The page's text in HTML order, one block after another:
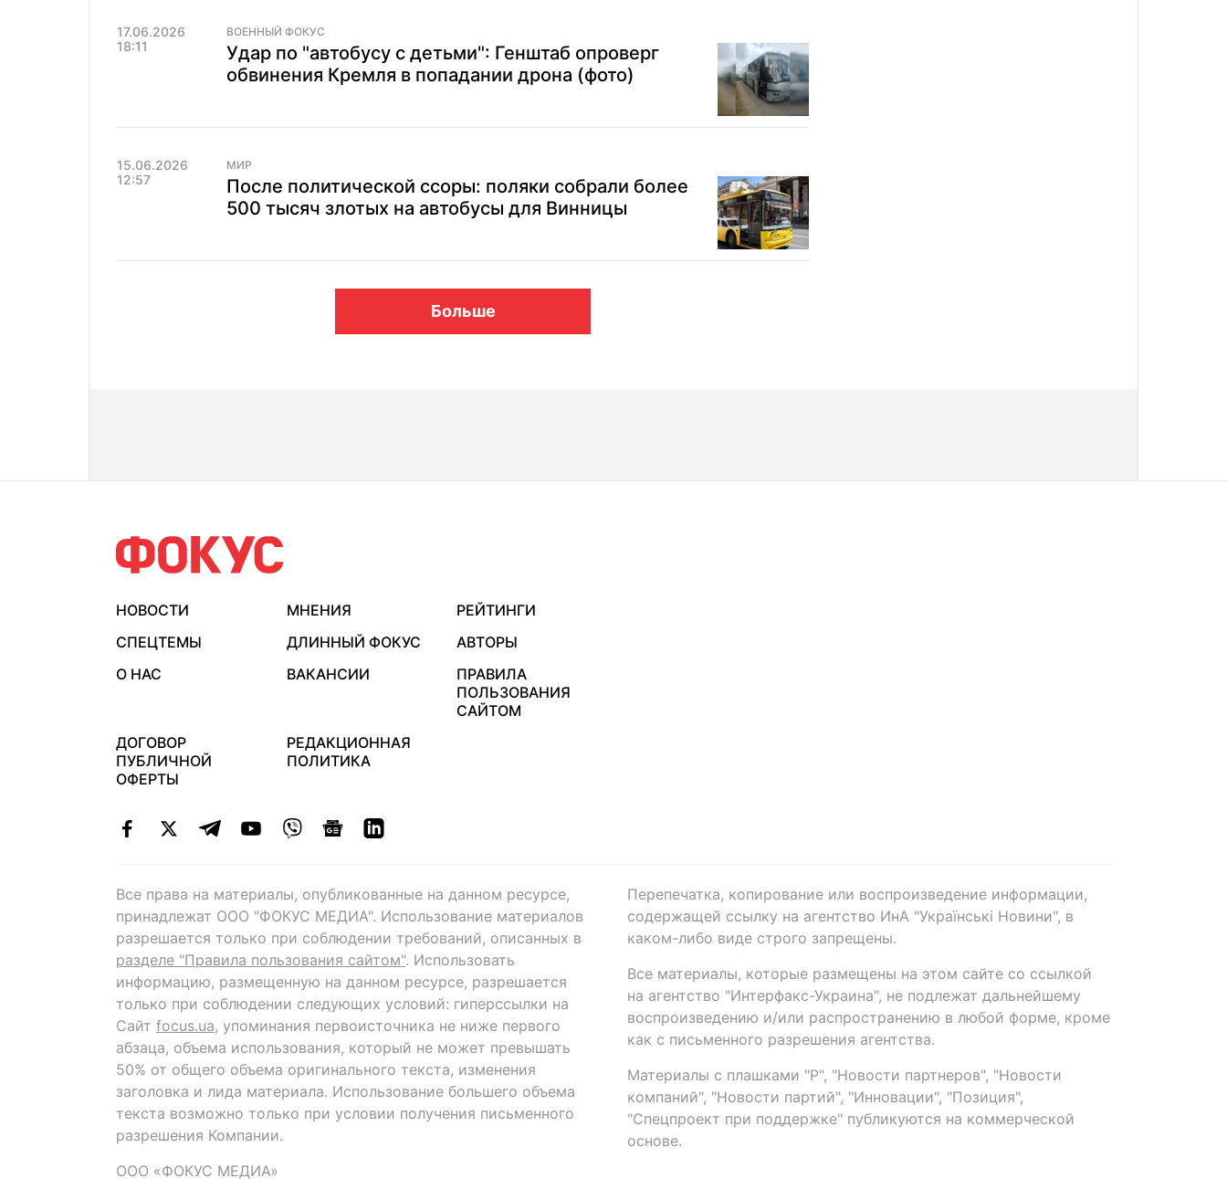
17.06.2026
18:11
ВОЕННЫЙ ФОКУС
Удар по "автобусу с детьми": Генштаб опроверг
обвинения Кремля в попадании дрона (фото)
15.06.2026
12:57
МИР
После политической ссоры: поляки собрали более
500 тысяч злотых на автобусы для Винницы
Больше
НОВОСТИ МНЕНИЯ
РЕЙТИНГИ
СПЕЦТЕМЫ
ДЛИННЫЙ ФОКУС
АВТОРЫ
О НАС
ВАКАНСИИ
ПРАВИЛА
ПОЛЬЗОВАНИЯ
САЙТОМ
ДОГОВОР
ПУБЛИЧНОЙ
ОФЕРТЫ
РЕДАКЦИОННАЯ
ПОЛИТИКА
Все права на материалы, опубликованные на данном ресурсе,
принадлежат ООО "ФОКУС МЕДИА". Использование материалов
разрешается только при соблюдении требований, описанных в
разделе "Правила пользования сайтом". Использовать
информацию, размещенную на данном ресурсе, разрешается
только при соблюдении следующих условий: гиперссылки на
Сайт focus.ua, упоминания первоисточника не ниже первого
абзаца, объема использования, который не может превышать
50% от общего объема оригинального текста, изменения
заголовка и лида материала. Использование большего объема
текста возможно только при условии получения письменного
разрешения Компании.
ООО «ФОКУС МЕДИА»
Перепечатка, копирование или воспроизведение информации,
содержащей ссылку на агентство ИнА "Українські Новини", в
каком-либо виде строго запрещены.
Все материалы, которые размещены на этом сайте со ссылкой
на агентство "Интерфакс-Украина", не подлежат дальнейшему
воспроизведению и/или распространению в любой форме, кроме
как с письменного разрешения агентства.
Материалы с плашками "Р", "Новости партнеров", "Новости
компаний", "Новости партий", "Инновации", "Позиция",
"Спецпроект при поддержке" публикуются на коммерческой
основе.